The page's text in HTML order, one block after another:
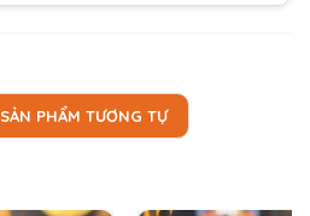
SẢN PHẨM TƯƠNG TỰ